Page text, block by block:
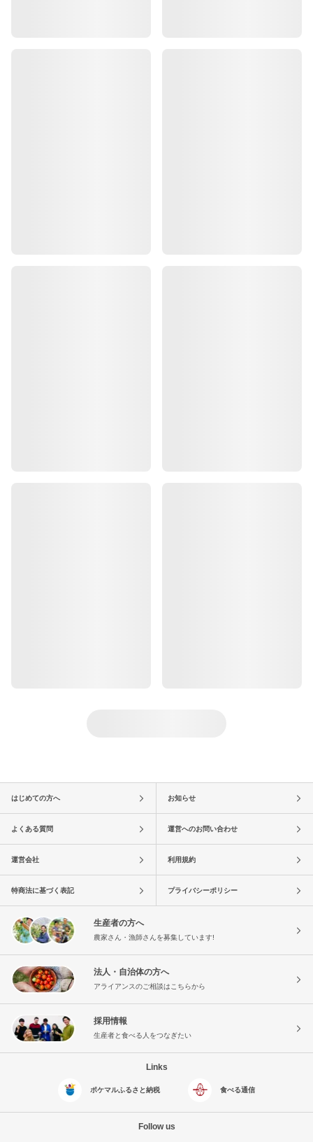
はじめての方へ お知らせ
よくある質問 運営へのお問い合わせ
運営会社 利用規約
特商法に基づく表記 プライバシーポリシー
生産者の方へ
農家さん・漁師さんを募集しています!
法人・自治体の方へ
アライアンスのご相談はこちらから
採用情報
生産者と食べる人をつなぎたい
Links
ポケマルふるさと納税 食べる通信
Follow us